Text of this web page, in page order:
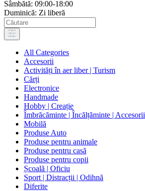
Sâmbătă: 09:00-18:00
Duminică: Zi liberă
All Categories
Accesorii
Activități în aer liber | Turism
Cărți
Electronice
Handmade
Hobby | Creație
Îmbrăcăminte | Încălțăminte | Accesorii
Mobilă
Produse Auto
Produse pentru animale
Produse pentru casă
Produse pentru copii
Școală | Oficiu
Sport | Distracții | Odihnă
Diferite